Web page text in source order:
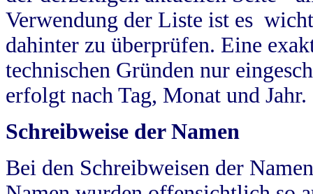
Verwendung der Liste ist es
dahinter zu überprüfen. Eine
technischen Gründen nur
erfolgt nach Tag, Monat und Jahr.
Schreibweise der Namen
Bei den Schreibweisen der